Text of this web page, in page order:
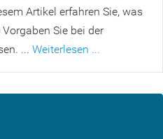
Artikel erfahren Sie, was
Sie bei der
... Weiterlesen ...